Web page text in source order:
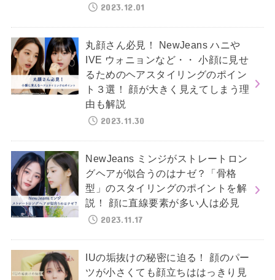
2023.12.01
丸顔さん必見！ NewJeans ハニや
IVE ウォニョンなど・・ 小顔に見せ
るためのヘアスタイリングのポイン
ト３選！ 顔が大きく見えてしまう理
由も解説
2023.11.30
NewJeans ミンジがストレートロン
グヘアが似合うのはナゼ？「骨格
型」のスタイリングのポイントを解
説！ 顔に直線要素が多い人は必見
2023.11.17
IUの垢抜けの秘密に迫る！ 顔のパー
ツが小さくても顔立ちははっきり見